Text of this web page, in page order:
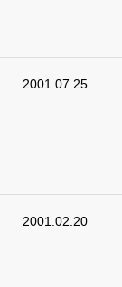
2001.07.25
2001.02.20